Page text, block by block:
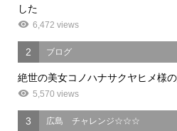
した
6,472 views
2 ブログ
絶世の美女コノハナサクヤヒメ様
5,570 views
3 広島 チャレンジ☆☆☆